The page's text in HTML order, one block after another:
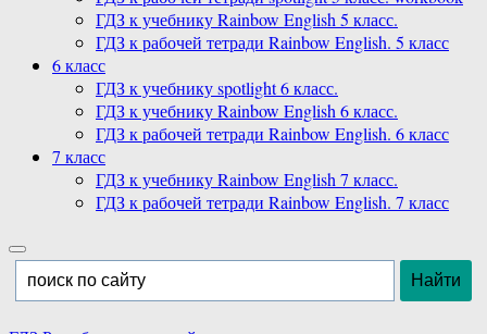
ГДЗ к учебнику Rainbow English 5 класс.
ГДЗ к рабочей тетради Rainbow English. 5 класс
6 класс
ГДЗ к учебнику spotlight 6 класс.
ГДЗ к учебнику Rainbow English 6 класс.
ГДЗ к рабочей тетради Rainbow English. 6 класс
7 класс
ГДЗ к учебнику Rainbow English 7 класс.
ГДЗ к рабочей тетради Rainbow English. 7 класс